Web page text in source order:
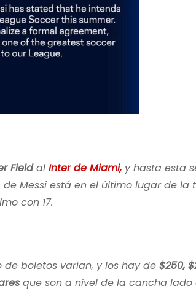
Fieldal Inter de Miami, y hasta esta
Messi está en el último lugar de la
con 17.
boletos varían, y los hay de $250,
que son a nivel de la cancha lado